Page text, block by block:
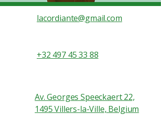
lacordiante@gmail.com
+32 497 45 33 88
Av. Georges Speeckaert 22,
1495 Villers-la-Ville, Belgium